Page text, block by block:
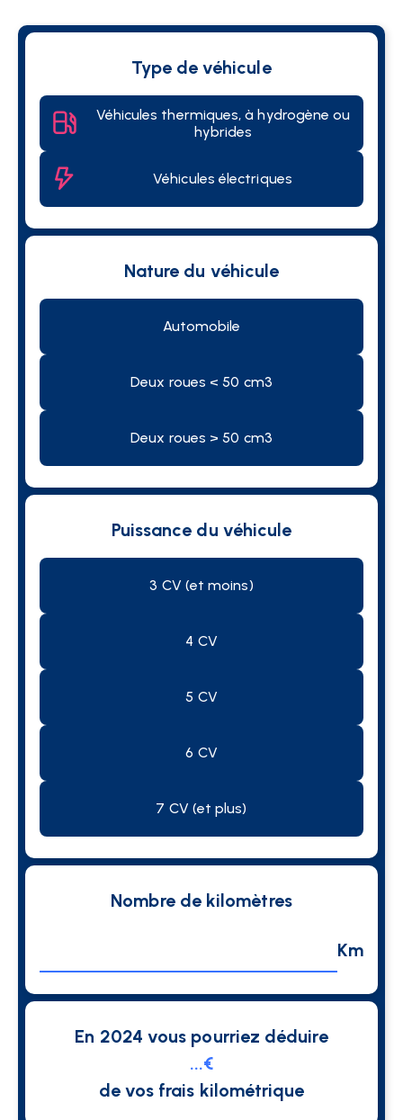
Type de véhicule
Véhicules thermiques, à hydrogène ou
hybrides
Véhicules électriques
Nature du véhicule
Automobile
Deux roues < 50 cm3
Deux roues > 50 cm3
Puissance du véhicule
3 CV (et moins)
4 CV
5 CV
6 CV
7 CV (et plus)
Nombre de kilomètres
Km
En 2024 vous pourriez déduire
...€
de vos frais kilométrique